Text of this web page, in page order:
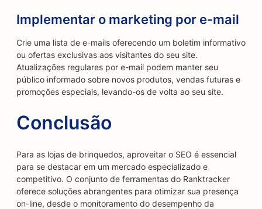
Implementar o marketing por e-mail
Crie uma lista de e-mails oferecendo um boletim informativo
ou ofertas exclusivas aos visitantes do seu site.
Atualizações regulares por e-mail podem manter seu
público informado sobre novos produtos, vendas futuras e
promoções especiais, levando-os de volta ao seu site.
Conclusão
Para as lojas de brinquedos, aproveitar o SEO é essencial
para se destacar em um mercado especializado e
competitivo. O conjunto de ferramentas do Ranktracker
oferece soluções abrangentes para otimizar sua presença
on-line, desde o monitoramento do desempenho da